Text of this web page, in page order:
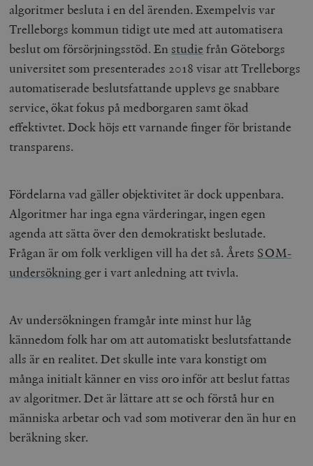
algoritmer besluta i en del ärenden. Exempelvis var
Trelleborgs kommun tidigt ute med att automatisera
beslut om försörjningsstöd. En studie från Göteborgs
universitet som presenterades 2018 visar att Trelleborgs
automatiserade beslutsfattande upplevs ge snabbare
service, ökat fokus på medborgaren samt ökad
effektivtet. Dockhöjs ett varnande finger för bristande
transparens.
Fördelarna vad gäller objektivitet är dock uppenbara.
Algoritmer har inga egna värderingar, ingen egen
agenda att sätta över den demokratiskt beslutade.
Frågan är om folk verkligen vill ha det så. Årets SOM-
undersökning ger i vart anledning att tvivla.
Av undersökningen framgår inte minst hur låg
kännedom folk har om att automatiskt beslutsfattande
alls är en realitet. Det skulle inte vara konstigt om
många initialt känner en viss oro inför att beslut fattas
av algoritmer. Det är lättare att se och förstå hur en
människa arbetar och vad som motiverar den än hur en
beräkning sker.